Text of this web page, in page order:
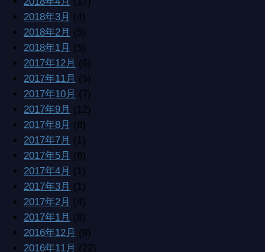
2018年2月 (5)
2018年1月 (5)
2017年12月(6)
2017年11月(5)
2017年10月 (7)
2017年9月(12)
2017年8月(8)
2017年7月 (1)
2017年5月 (6)
2017年4月 (1)
2017年3月 (1)
2017年2月 (4)
2017年1月 (8)
2016年12月(8)
2016年11月(22)
2016年10月 (10)